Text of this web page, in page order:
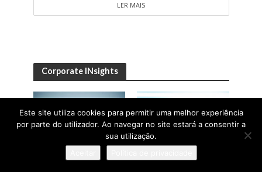
LER MAIS
Corporate INsights
Este site utiliza cookies para permitir uma melhor experiência
por parte do utilizador. Ao navegar no site estará a consentir a
sua utilização.